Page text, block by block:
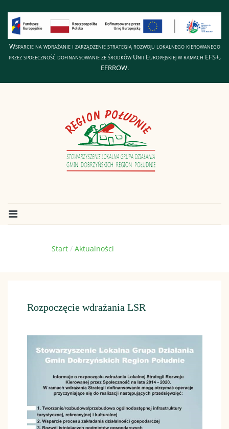
Wsparcie na wdrażanie i zarządzenie strategią rozwoju lokalnego kierowanego
przez społeczność dofinansowanie ze środków Unii Europejskiej w ramach EFS+,
EFRROW.
Start Aktualności
Rozpoczęcie wdrażania LSR